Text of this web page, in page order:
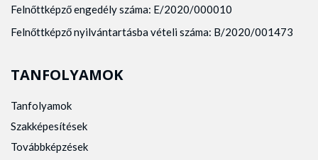
Felnőttképző engedély száma: E/2020/000010
Felnőttképző nyilvántartásba vételi száma: B/2020/001473
TANFOLYAMOK
Tanfolyamok
Szakképesítések
Továbbképzések